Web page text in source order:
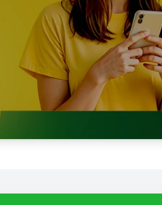
50% de desconto